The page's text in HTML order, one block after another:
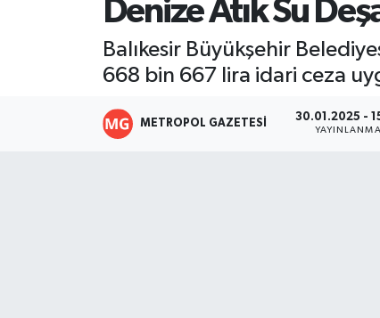
Denize Atık Su
Balıkesir Büyükşehir
668 bin 667 lira idari ceza
METROPOL GAZETESI 30.01.2025 -
YAYINLANMA
Özel Haberler
Yerel Yönetim
Tüm Manşetler
Son Dakika Haberleri